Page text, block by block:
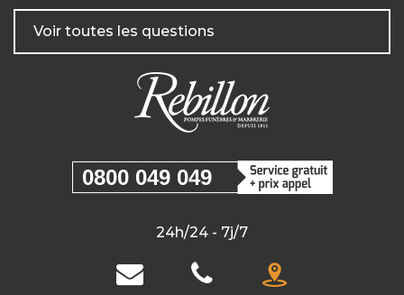
Voir toutes les questions
0800 049 049
24h/24 - 7j/7